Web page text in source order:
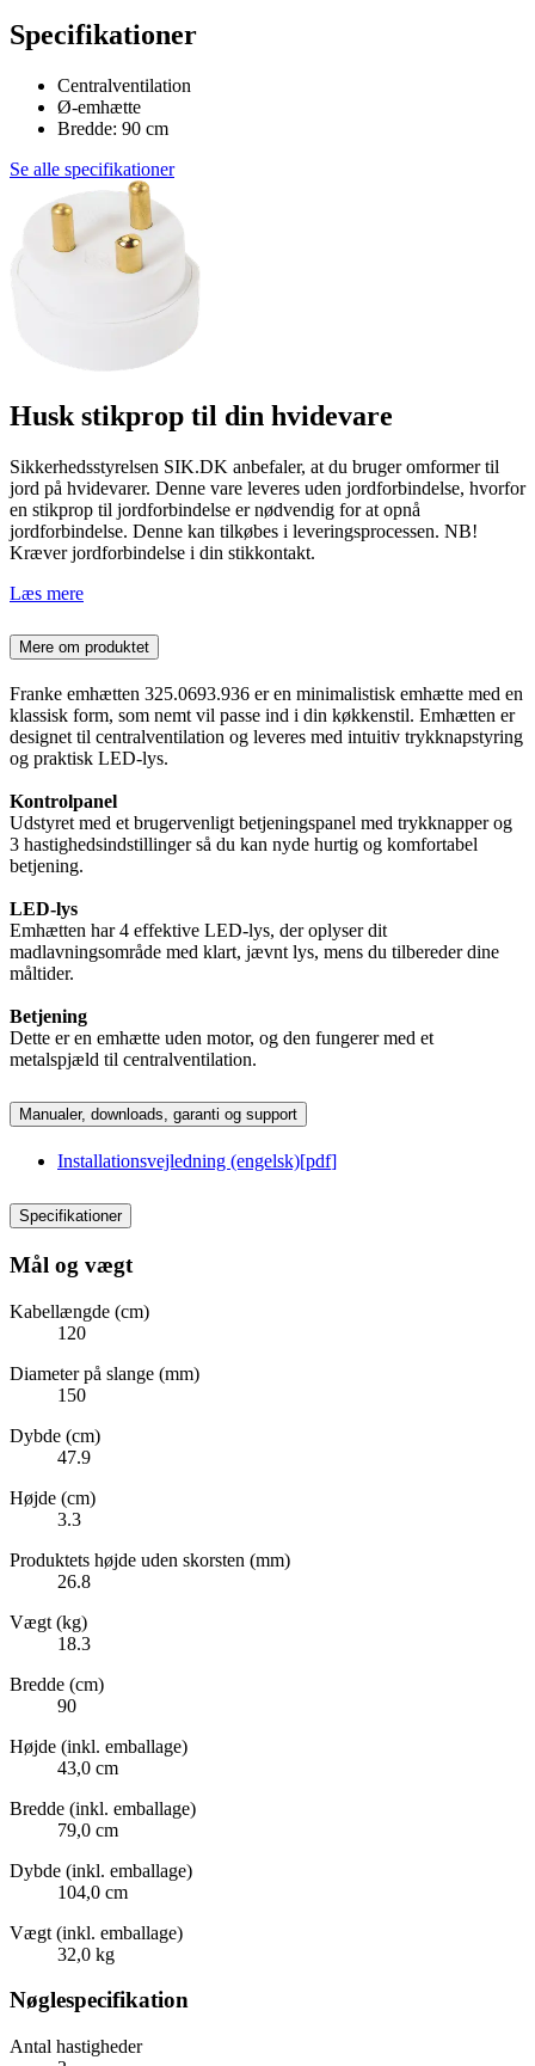
Specifikationer
Centralventilation
Ø-emhætte
Bredde: 90 cm
Se alle specifikationer
Husk stikprop til din hvidevare
Sikkerhedsstyrelsen SIK.DK anbefaler, at du bruger omformer til
jord på hvidevarer. Denne vare leveres uden jordforbindelse, hvorfor
en stikprop til jordforbindelse er nødvendig for at opnå
jordforbindelse. Denne kan tilkøbes i leveringsprocessen. NB!
Kræver jordforbindelse i din stikkontakt.
Læs mere
Mere om produktet
Franke emhætten 325.0693.936 er en minimalistisk emhætte med en
klassisk form, som nemt vil passe ind i din køkkenstil. Emhætten er
designet til centralventilation og leveres med intuitiv trykknapstyring
og praktisk LED-lys.
Kontrolpanel
Udstyret med et brugervenligt betjeningspanel med trykknapper og
3 hastighedsindstillinger så du kan nyde hurtig og komfortabel
betjening.
LED-lys
Emhætten har 4 effektive LED-lys, der oplyser dit
madlavningsområde med klart, jævnt lys, mens du tilbereder dine
måltider.
Betjening
Dette er en emhætte uden motor, og den fungerer med et
metalspjæld til centralventilation.
Manualer, downloads, garanti og support
Installationsvejledning (engelsk)[pdf]
Specifikationer
Mål og vægt
Kabellængde (cm)
120
Diameter på slange (mm)
150
Dybde (cm)
47.9
Højde (cm)
3.3
Produktets højde uden skorsten (mm)
26.8
Vægt (kg)
18.3
Bredde (cm)
90
Højde (inkl. emballage)
43,0 cm
Bredde (inkl. emballage)
79,0 cm
Dybde (inkl. emballage)
104,0 cm
Vægt (inkl. emballage)
32,0 kg
Nøglespecifikation
Antal hastigheder